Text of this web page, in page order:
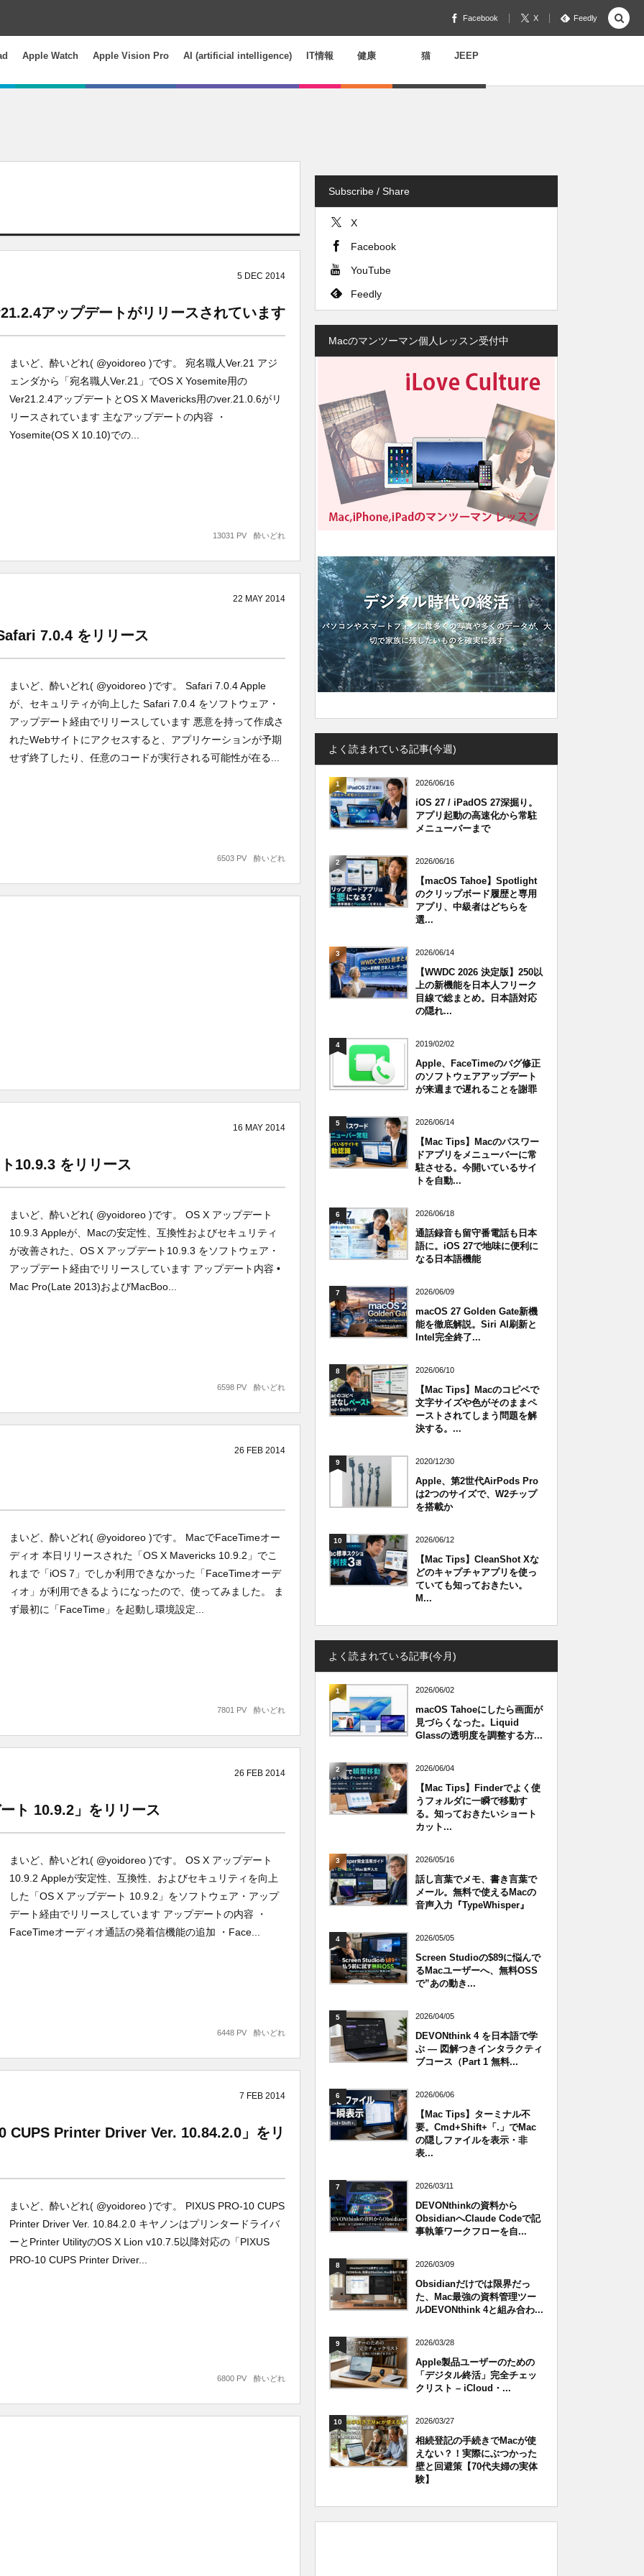
Facebook X Feedly
Apple Watch Apple Vision Pro AI (artificial intelligence) IT情報 健康 猫 JEEP
5 DEC 2014
アップデートがリリースされています
まいど、酔いどれ( @yoidoreo )です。 宛名職人Ver.21 アジ
ェンダから「宛名職人Ver.21」でOS X Yosemite用の
Ver21.2.4アップデートとOS X Mavericks用のver.21.0.6がリ
リースされています 主なアップデートの内容 ・
Yosemite(OS X 10.10)での...
酔いどれ
13031 PV
22 MAY 2014
7.0.4 をリリース
まいど、酔いどれ( @yoidoreo )です。 Safari 7.0.4 Apple
が、セキュリティが向上した Safari 7.0.4 をソフトウェア・
アップデート経由でリリースしています 悪意を持って作成さ
れたWebサイトにアクセスすると、アプリケーションが予期
せず終了したり、任意のコードが実行される可能性が在る...
酔いどれ
6503 PV
16 MAY 2014
10.9.3 をリリース
まいど、酔いどれ( @yoidoreo )です。 OS X アップデート
10.9.3 Appleが、Macの安定性、互換性およびセキュリティ
が改善された、OS X アップデート10.9.3 をソフトウェア・
アップデート経由でリリースしています アップデート内容 •
Mac Pro(Late 2013)およびMacBoo...
酔いどれ
6598 PV
26 FEB 2014
まいど、酔いどれ( @yoidoreo )です。 MacでFaceTimeオー
ディオ 本日リリースされた「OS X Mavericks 10.9.2」でこ
れまで「iOS 7」でしか利用できなかった「FaceTimeオーデ
ィオ」が利用できるようになったので、使ってみました。 ま
ず最初に「FaceTime」を起動し環境設定...
酔いどれ
7801 PV
26 FEB 2014
ト 10.9.2」をリリース
まいど、酔いどれ( @yoidoreo )です。 OS X アップデート
10.9.2 Appleが安定性、互換性、およびセキュリティを向上
した「OS X アップデート 10.9.2」をソフトウェア・アップ
デート経由でリリースしています アップデートの内容 ・
FaceTimeオーディオ通話の発着信機能の追加 ・Face...
酔いどれ
6448 PV
7 FEB 2014
CUPS Printer Driver Ver. 10.84.2.0」をリ
まいど、酔いどれ( @yoidoreo )です。 PIXUS PRO-10 CUPS
Printer Driver Ver. 10.84.2.0 キヤノンはプリンタードライバ
ーとPrinter UtilityのOS X Lion v10.7.5以降対応の「PIXUS
PRO-10 CUPS Printer Driver...
酔いどれ
6800 PV
Subscribe / Share
X
Facebook
YouTube
Feedly
Macのマンツーマン個人レッスン受付中
よく読まれている記事(今週)
1 2026/06/16
iOS 27 / iPadOS 27深掘り。
アプリ起動の高速化から常駐
メニューバーまで
2 2026/06/16
【macOS Tahoe】Spotlight
のクリップボード履歴と専用
アプリ、中級者はどちらを
選...
3 2026/06/14
【WWDC 2026 決定版】250以
上の新機能を日本人フリーク
目線で総まとめ。日本語対応
の隠れ...
4 2019/02/02
Apple、FaceTimeのバグ修正
のソフトウェアアップデート
が来週まで遅れることを謝罪
5 2026/06/14
【Mac Tips】Macのパスワー
ドアプリをメニューバーに常
駐させる。今開いているサイ
トを自動...
6 2026/06/18
通話録音も留守番電話も日本
語に。iOS 27で地味に便利に
なる日本語機能
7 2026/06/09
macOS 27 Golden Gate新機
能を徹底解説。Siri AI刷新と
Intel完全終了...
8 2026/06/10
【Mac Tips】Macのコピペで
文字サイズや色がそのままペ
ーストされてしまう問題を解
決する。...
9 2020/12/30
Apple、第2世代AirPods Pro
は2つのサイズで、W2チップ
を搭載か
10 2026/06/12
【Mac Tips】CleanShot Xな
どのキャプチャアプリを使っ
ていても知っておきたい。
M...
よく読まれている記事(今月)
1 2026/06/02
macOS Tahoeにしたら画面が
見づらくなった。Liquid
Glassの透明度を調整する方...
2 2026/06/04
【Mac Tips】Finderでよく使
うフォルダに一瞬で移動す
る。知っておきたいショート
カット...
3 2026/05/16
話し言葉でメモ、書き言葉で
メール。無料で使えるMacの
音声入力『TypeWhisper』
4 2026/05/05
Screen Studioの$89に悩んで
るMacユーザーへ、無料OSS
で”あの動き...
5 2026/04/05
DEVONthink 4 を日本語で学
ぶ — 図解つきインタラクティ
ブコース（Part 1 無料...
6 2026/06/06
【Mac Tips】ターミナル不
要。Cmd+Shift+「.」でMac
の隠しファイルを表示・非
表...
7 2026/03/11
DEVONthinkの資料から
ObsidianへClaude Codeで記
事執筆ワークフローを自...
8 2026/03/09
Obsidianだけでは限界だっ
た、Mac最強の資料管理ツー
ルDEVONthink 4と組み合わ...
9 2026/03/28
Apple製品ユーザーのための
「デジタル終活」完全チェッ
クリスト – iCloud・...
10 2026/03/27
相続登記の手続きでMacが使
えない？！実際にぶつかった
壁と回避策【70代夫婦の実体
験】